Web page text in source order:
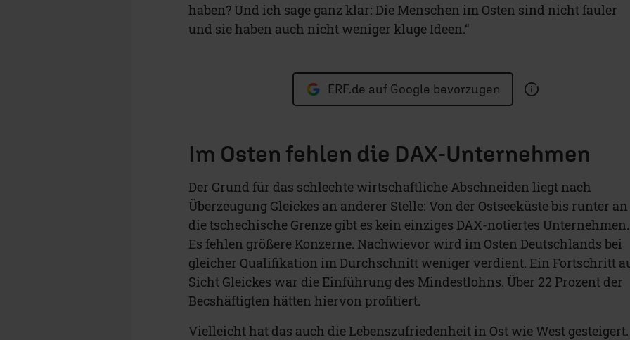
haben? Und ich sage ganz klar: Die Menschen im Osten sind nicht fauler
und sie haben auch nicht weniger kluge Ideen.“
ERF.de auf Google bevorzugen
Im Osten fehlen die DAX-Unternehmen
Der Grund für das schlechte wirtschaftliche Abschneiden liegt nach
Überzeugung Gleickes an anderer Stelle: Von der Ostseeküste bis runter an
die tschechische Grenze gibt es kein einziges DAX-notiertes Unternehmen.
Es fehlen größere Konzerne. Nachwievor wird im Osten Deutschlands bei
gleicher Qualifikation im Durchschnitt weniger verdient. Ein Fortschritt
Sicht Gleickes war die Einführung des Mindestlohns. Über 22 Prozent der
Becshäftigten hätten hiervon profitiert.
Vielleicht hat das auch die Lebenszufriedenheit in Ost wie West gesteigert.